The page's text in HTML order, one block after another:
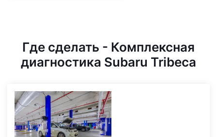
Где сделать - Комплексная
диагностика Subaru Tribeca